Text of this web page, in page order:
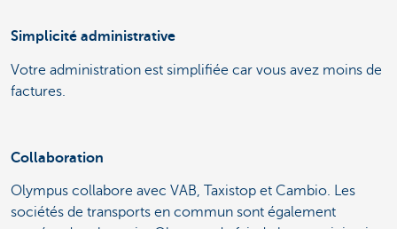
Simplicité administrative
Votre administration est simplifiée car vous avez moins de
factures.
Collaboration
Olympus collabore avec VAB, Taxistop et Cambio. Les
sociétés de transports en commun sont également